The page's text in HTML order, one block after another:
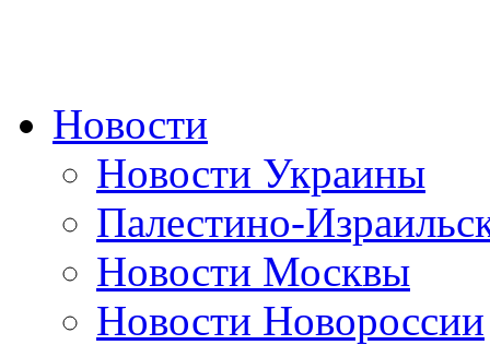
Новости
Новости Украины
Палестино-
Новости Москвы
Новости Новороссии